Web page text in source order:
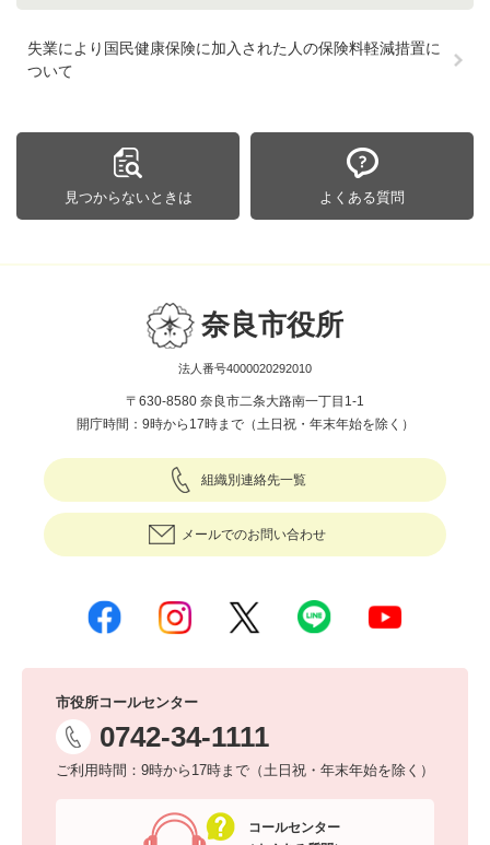
失業により国民健康保険に加入された人の保険料軽減措置に
ついて
見つからないときは よくある質問
奈良市役所
法人番号4000020292010
〒630-8580 奈良市二条大路南一丁目1-1
開庁時間：9時から17時まで（土日祝・年末年始を除く）
組織別連絡先一覧
メールでのお問い合わせ
市役所コールセンター
0742-34-1111
ご利用時間：9時から17時まで（土日祝・年末年始を除く）
コールセンター